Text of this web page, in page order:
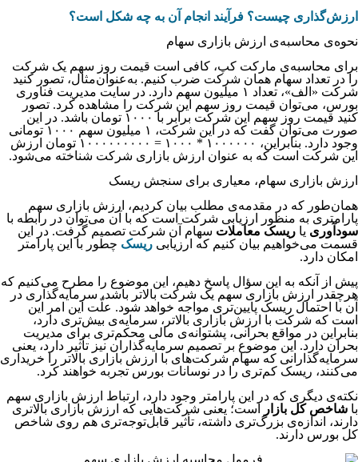
ارزش‌گذاری چیست؟ فرآیند انجام آن به چه شکل است؟
نحوه‌ی محاسبه‌ی ارزش بازاری سهام
برای محاسبه‌ی مارکت کپ، کافی است قیمت روز سهم یک شرکت
را در تعداد سهام همان شرکت ضرب کنیم. به‌عنوان‌مثال، تصور کنید
شرکت «الف»، تعداد ۱ میلیون سهم دارد. در سایت مدیریت فناوری
بورس، می‌توان قیمت روز سهم این شرکت را مشاهده کرد. تصور
کنید قیمت روز سهم این شرکت برابر با ۱۰۰۰ تومان باشد. در این
صورت می‌توان گفت که در این شرکت، ۱ میلیون سهم ۱۰۰۰ تومانی
وجود دارد. بنابراین، ۱۰۰۰۰۰۰ * ۱۰۰۰ = ۱۰۰۰۰۰۰۰۰۰ تومان ارزش
این شرکت است که به عنوان ارزش بازاری شرکت شناخته می‌شود.
ارزش بازاری سهام، معیاری برای سنجش ریسک
همان‌طور که در مقدمه‌ی مطلب بیان کردیم، ارزش بازاری سهم
پارامتری به منظور ارزیابی شرکت است که با آن می‌توان در رابطه با
سودآوری یا ریسک معاملات سهام آن شرکت تصمیم گرفت. در این
قسمت می‌خواهیم بیان کنیم که ارزیابی ریسک چطور با این پارامتر
امکان دارد.
پیش از آنکه به این سؤال پاسخ دهیم، این موضوع را مطرح می‌کنیم که
هرچقدر ارزش بازاری سهم یک شرکت بالاتر باشد، سرمایه‌گذاری در
آن با احتمال ریسک پایین‌تری مواجه خواهد شود. علّت این امر این
است که شرکت با ارزش بازاری بالاتر، سرمایه‌ی بیش‌تری دارد،
بنابراین در مواقع بحرانی، پشتوانه‌ی مالی محکم‌تری برای مدیریت
بحران دارد. این موضوع بر تصمیم سرمایه‌گذاران نیز تأثیر دارد، یعنی
سرمایه‌گذارانی که سهام شرکت‌های با ارزش بازاری بالاتر را خریداری
می‌کنند، ریسک کم‌تری را در نوسانات بورس تجربه خواهند کرد.
نکته‌ی دیگری که در این پارامتر وجود دارد، ارتباط ارزش بازاری سهم
با شاخص کل بازار
است؛ یعنی شرکت‌هایی که ارزش بازاری بالاتری
دارند، اندازه‌ی بزرگ‌تری داشته، تأثیر قابل‌توجه‌تری هم روی شاخص
کل بورس دارند.